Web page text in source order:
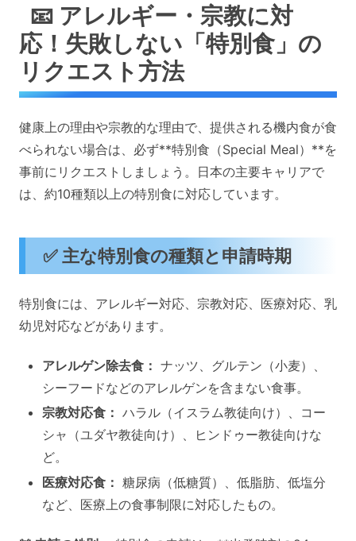
📧 アレルギー・宗教に対
応！失敗しない「特別食」の
リクエスト方法
健康上の理由や宗教的な理由で、提供される機内食が食
べられない場合は、必ず**特別食（Special Meal）**を
事前にリクエストしましょう。日本の主要キャリアで
は、約10種類以上の特別食に対応しています。
✅ 主な特別食の種類と申請時期
特別食には、アレルギー対応、宗教対応、医療対応、乳
幼児対応などがあります。
アレルゲン除去食： ナッツ、グルテン（小麦）、
シーフードなどのアレルゲンを含まない食事。
宗教対応食： ハラル（イスラム教徒向け）、コー
シャ（ユダヤ教徒向け）、ヒンドゥー教徒向けな
ど。
医療対応食： 糖尿病（低糖質）、低脂肪、低塩分
など、医療上の食事制限に対応したもの。